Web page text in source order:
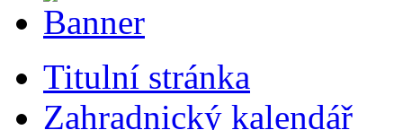
Titulní stránka
Zahradnický kalendář